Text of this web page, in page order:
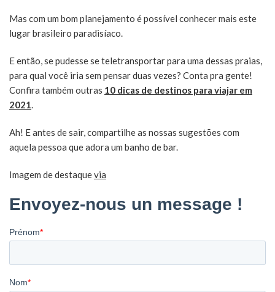
Mas com um bom planejamento é possível conhecer mais este
lugar brasileiro paradisíaco.
E então, se pudesse se teletransportar para uma dessas praias,
para qual você iria sem pensar duas vezes? Conta pra gente!
Confira também outras 10 dicas de destinos para viajar em
2021.
Ah! E antes de sair, compartilhe as nossas sugestões com
aquela pessoa que adora um banho de bar.
Imagem de destaquevia